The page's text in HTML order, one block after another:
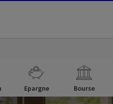
Epargne Bourse